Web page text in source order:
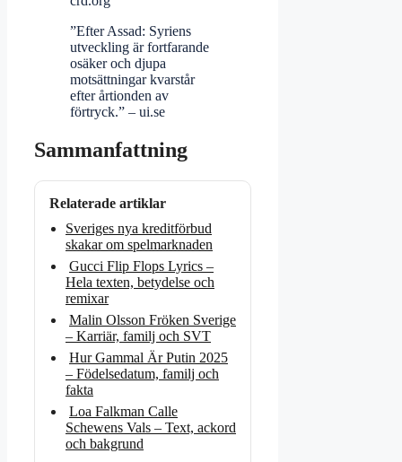
”Efter Assad: Syriens
utveckling är fortfarande
osäker och djupa
motsättningar kvarstår
efter årtionden av
förtryck.” – ui.se
Sammanfattning
Relaterade artiklar
Sveriges nya kreditförbud
skakar om spelmarknaden
Gucci Flip Flops Lyrics –
Hela texten, betydelse och
remixar
Malin Olsson Fröken Sverige
– Karriär, familj och SVT
Hur Gammal Är Putin 2025
– Födelsedatum, familj och
fakta
Loa Falkman Calle
Schewens Vals – Text, ackord
och bakgrund